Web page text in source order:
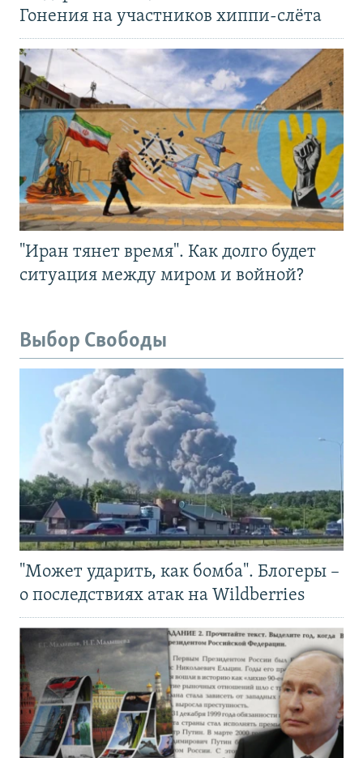
Гонения на участников хиппи-слёта
"Иран тянет время". Как долго будет
ситуация между миром и войной?
Выбор Свободы
"Может ударить, как бомба". Блогеры –
о последствиях атак на Wildberries